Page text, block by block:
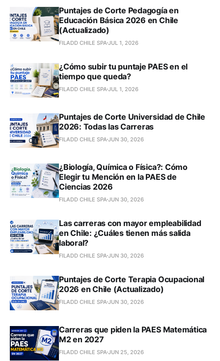
Puntajes de Corte Pedagogía en
Educación Básica 2026 en Chile
(Actualizado)
FILADD CHILE SPA JUL 1, 2026
¿Cómo subir tu puntaje PAES en el
tiempo que queda?
FILADD CHILE SPA JUL 1, 2026
Puntajes de Corte Universidad de Chile
2026: Todas las Carreras
FILADD CHILE SPA JUN 30, 2026
¿Biología, Química o Física?: Cómo
Elegir tu Mención en la PAES de
Ciencias 2026
FILADD CHILE SPA JUN 30, 2026
Las carreras con mayor empleabilidad
en Chile: ¿Cuáles tienen más salida
laboral?
FILADD CHILE SPA JUN 30, 2026
Puntajes de Corte Terapia Ocupacional
2026 en Chile (Actualizado)
FILADD CHILE SPA JUN 30, 2026
Carreras que piden la PAES Matemática
M2 en 2027
FILADD CHILE SPA JUN 25, 2026